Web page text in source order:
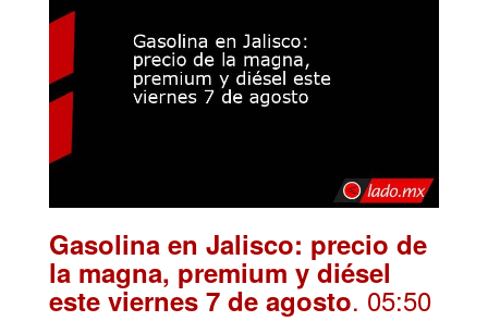
Gasolina en Jalisco: precio de
la magna, premium y diésel
este viernes 7 de agosto. 05:50